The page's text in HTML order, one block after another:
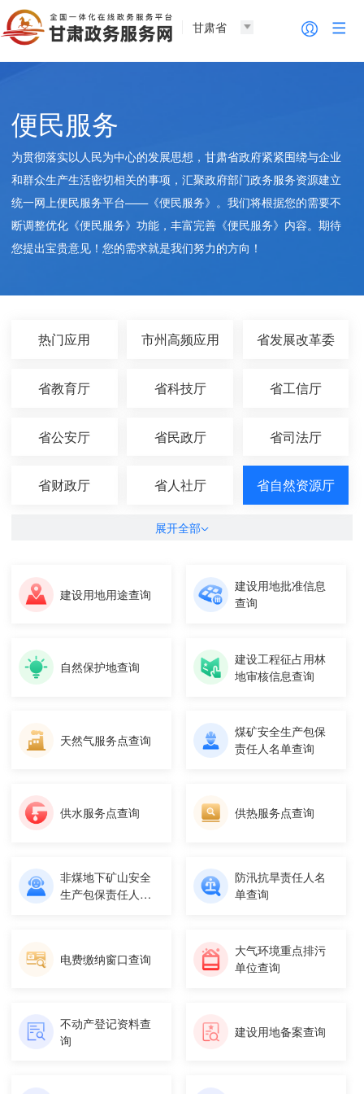
甘肃省
便民服务
为贯彻落实以人民为中心的发展思想，甘肃省政府紧紧围绕与企业
和群众生产生活密切相关的事项，汇聚政府部门政务服务资源建立
统一网上便民服务平台——《便民服务》。我们将根据您的需要不
断调整优化《便民服务》功能，丰富完善《便民服务》内容。期待
您提出宝贵意见！您的需求就是我们努力的方向！
热门应用 市州高频应用 省发展改革委
省教育厅 省科技厅 省工信厅
省公安厅 省民政厅 省司法厅
省财政厅 省人社厅 省自然资源厅
展开全部
建设用地用途查询
建设用地批准信息
查询
自然保护地查询
建设工程征占用林
地审核信息查询
天然气服务点查询
煤矿安全生产包保
责任人名单查询
供水服务点查询 供热服务点查询
非煤地下矿山安全
生产包保责任人名
防汛抗旱责任人名
单查询
电费缴纳窗口查询
大气环境重点排污
单位查询
不动产登记资料查
询
建设用地备案查询